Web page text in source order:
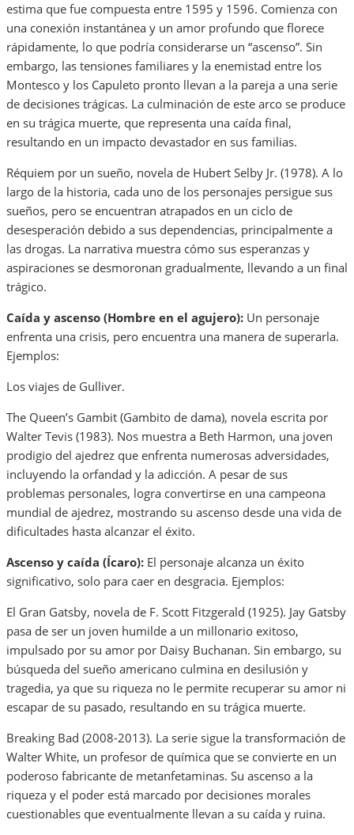
estima que fue compuesta entre 1595 y 1596. Comienza con
una conexión instantánea y un amor profundo que florece
rápidamente, lo que podría considerarse un “ascenso”. Sin
embargo, las tensiones familiares y la enemistad entre los
Montesco y los Capuleto pronto llevan a la pareja a una serie
de decisiones trágicas. La culminación de este arco se produce
en su trágica muerte, que representa una caída final,
resultando en un impacto devastador en sus familias.
Réquiem por un sueño, novela de Hubert Selby Jr. (1978). A lo
largo de la historia, cada uno de los personajes persigue sus
sueños, pero se encuentran atrapados en un ciclo de
desesperación debido a sus dependencias, principalmente a
las drogas. La narrativa muestra cómo sus esperanzas y
aspiraciones se desmoronan gradualmente, llevando a un final
trágico.
Caída y ascenso (Hombre en el agujero): Un personaje
enfrenta una crisis, pero encuentra una manera de superarla.
Ejemplos:
Los viajes de Gulliver.
The Queen’s Gambit (Gambito de dama), novela escrita por
Walter Tevis (1983). Nos muestra a Beth Harmon, una joven
prodigio del ajedrez que enfrenta numerosas adversidades,
incluyendo la orfandad y la adicción. A pesar de sus
problemas personales, logra convertirse en una campeona
mundial de ajedrez, mostrando su ascenso desde una vida de
dificultades hasta alcanzar el éxito.
Ascenso y caída (Ícaro): El personaje alcanza un éxito
significativo, solo para caer en desgracia. Ejemplos:
El Gran Gatsby, novela de F. Scott Fitzgerald (1925). Jay Gatsby
pasa de ser un joven humilde a un millonario exitoso,
impulsado por su amor por Daisy Buchanan. Sin embargo, su
búsqueda del sueño americano culmina en desilusión y
tragedia, ya que su riqueza no le permite recuperar su amor ni
escapar de su pasado, resultando en su trágica muerte.
Breaking Bad (2008-2013). La serie sigue la transformación de
Walter White, un profesor de química que se convierte en un
poderoso fabricante de metanfetaminas. Su ascenso a la
riqueza y el poder está marcado por decisiones morales
cuestionables que eventualmente llevan a su caída y ruina.